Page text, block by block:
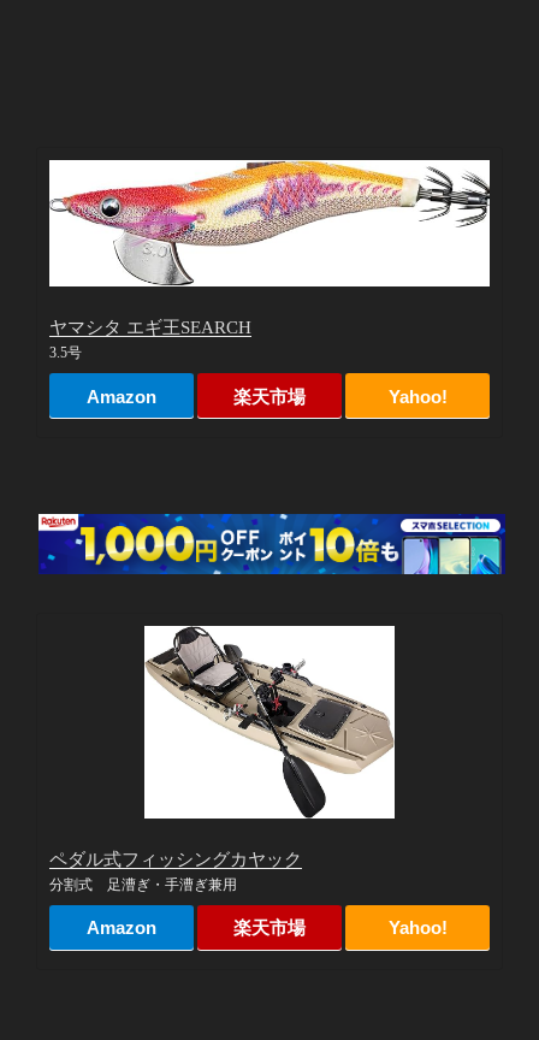
ヤマシタ エギ王SEARCH
3.5号
Amazon 楽天市場 Yahoo!
ペダル式フィッシングカヤック
分割式 足漕ぎ・手漕ぎ兼用
Amazon 楽天市場 Yahoo!